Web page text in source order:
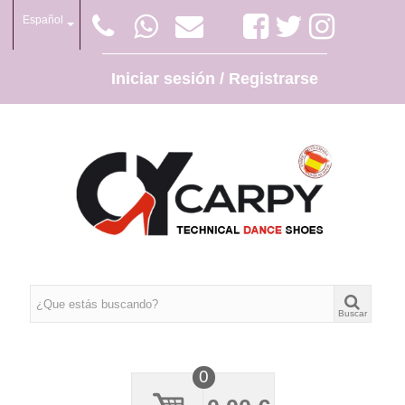
Español
Iniciar sesión / Registrarse
Buscar
0